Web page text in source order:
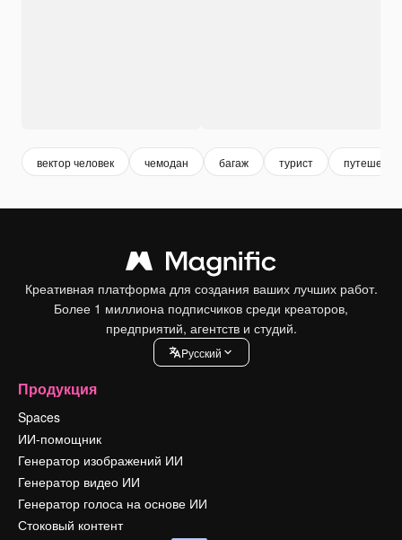
вектор человек чемодан багаж турист
Креативная платформа для создания ваших лучших работ.
Более 1 миллиона подписчиков среди креаторов,
предприятий, агентств и студий.
Pусский
Продукция
Spaces
ИИ-помощник
Генератор изображений ИИ
Генератор видео ИИ
Генератор голоса на основе ИИ
Стоковый контент